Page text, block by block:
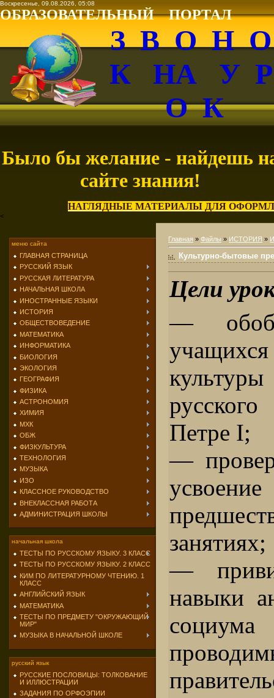
Воскресенье, 09.08.2026, 05:08
ОБРАЗОВАТЕЛЬНЫЙ ПОРТАЛ
З В О Н
К НА У
О К
Было бы желание - найдешь
сайте знания!
НАГЛЯДНЫЕ МАТЕРИАЛЫ ДЛЯ
<
меню сайта
ГЛАВНАЯ СТРАНИЦА
РУССКИЙ ЯЗЫК
РУССКАЯ ЛИТЕРАТУРА
НАЧАЛЬНАЯ ШКОЛА
ИНОСТРАННЫЕ ЯЗЫКИ
ИСТОРИЯ
ОБЩЕСТВОВЕДЕНИЕ
МАТЕМАТИКА
ИНФОРМАТИКА
БИОЛОГИЯ
ЭКОЛОГИЯ
ГЕОГРАФИЯ
ФИЗИКА
АСТРОНОМИЯ
ХИМИЯ
МХК
ОБЖ
ФИЗКУЛЬТУРА
ТЕХНОЛОГИЯ
МУЗЫКА
ИЗО
КЛАССНОЕ РУКОВОДСТВО
ВНЕКЛАССНАЯ РАБОТА
АДМИНИСТРАЦИЯ ШКОЛЫ
начальная школа
ТЕСТЫ ПО РУССКОМУ ЯЗЫКУ. 3 КЛАСС
ТЕСТЫ ПО РУССКОМУ ЯЗЫКУ. 2 КЛАСС
КИМ ПО ЛИТЕРАТУРНОМУ ЧТЕНИЮ. 1
КЛАСС
АНГЛИЙСКИЙ ЯЗЫК
МАТЕМАТИКА
ТЕСТЫ ПО ПРЕДМЕТУ "ОКРУЖАЮЩИЙ
МИР"
МУЗЫКА В НАЧАЛЬНОЙ ШКОЛЕ
русский язык
РУССКИЕ ПОСЛОВИЦЫ: ТОЛКОВАНИЕ
И ИЛЛЮСТРАЦИИ
ЗАДАНИЯ ПО ОРФОЭПИИ
Главная » Файлы » ИСТОРИЯ »
Культурно-бытовые
Цели
—
Петре I;
—
занятиях;
—
навыки